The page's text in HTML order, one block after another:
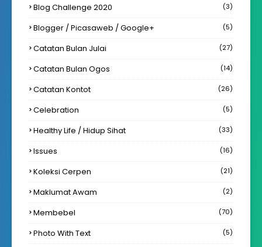
Blog Challenge 2020 (3)
Blogger / Picasaweb / Google+ (5)
Catatan Bulan Julai (27)
Catatan Bulan Ogos (14)
Catatan Kontot (26)
Celebration (5)
Healthy Life / Hidup Sihat (33)
Issues (16)
Koleksi Cerpen (21)
Maklumat Awam (2)
Membebel (70)
Photo With Text (5)